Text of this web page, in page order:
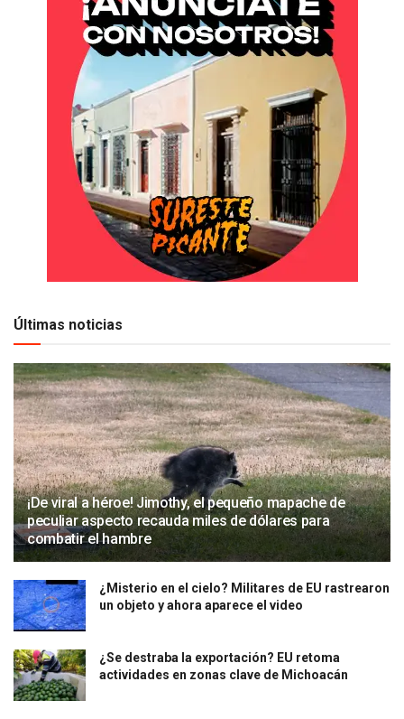
Últimas noticias
¡De viral a héroe! Jimothy, el pequeño mapache de
peculiar aspecto recauda miles de dólares para
combatir el hambre
¿Misterio en el cielo? Militares de EU rastrearon
un objeto y ahora aparece el video
¿Se destraba la exportación? EU retoma
actividades en zonas clave de Michoacán